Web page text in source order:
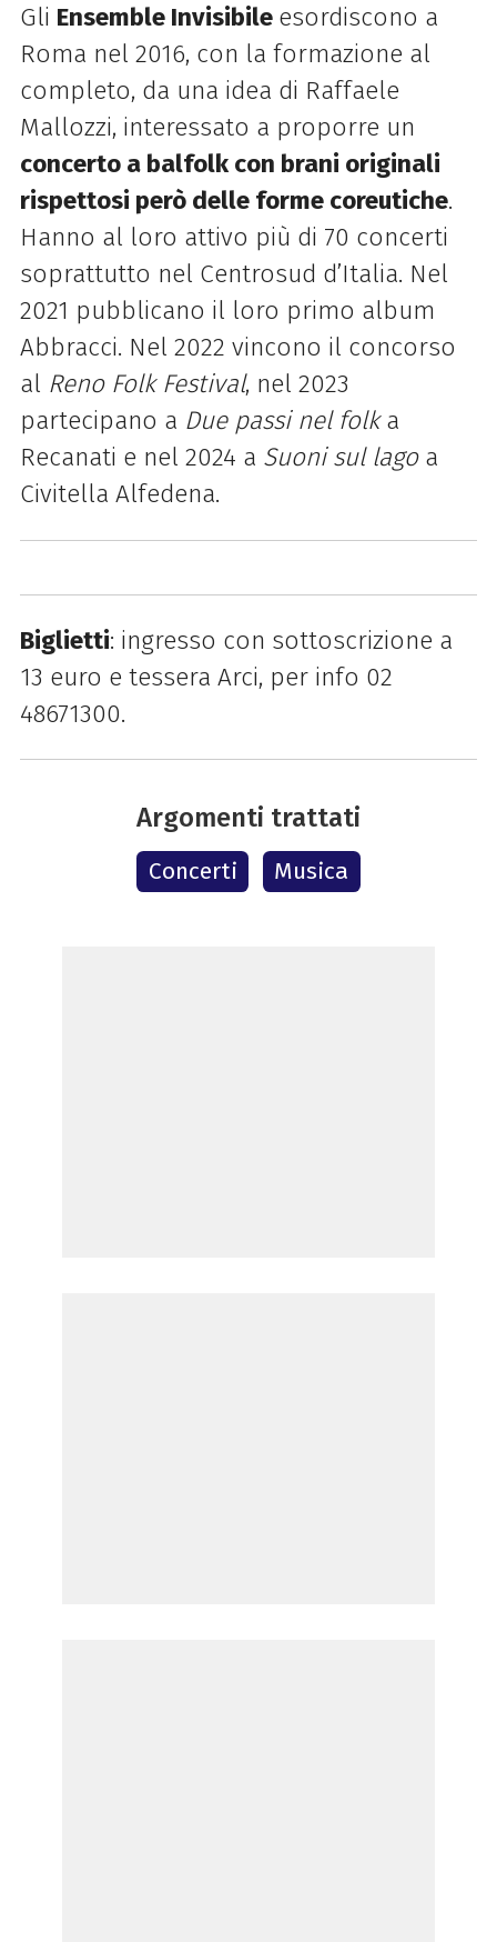
Gli Ensemble Invisibile esordiscono a
Roma nel 2016, con la formazione al
completo, da una idea di Raffaele
Mallozzi, interessato a proporre un
concerto a balfolk con brani originali
rispettosi però delle forme coreutiche.
Hanno al loro attivo più di 70 concerti
soprattutto nel Centrosud d’Italia. Nel
2021 pubblicano il loro primo album
Abbracci. Nel 2022 vincono il concorso
al Reno Folk Festival, nel 2023
partecipano a Due passi nel folka
Recanati e nel 2024 a Suoni sul lagoa
Civitella Alfedena.
Biglietti: ingresso con sottoscrizione a
13 euro e tessera Arci, per info 02
48671300.
Argomenti trattati
Concerti Musica